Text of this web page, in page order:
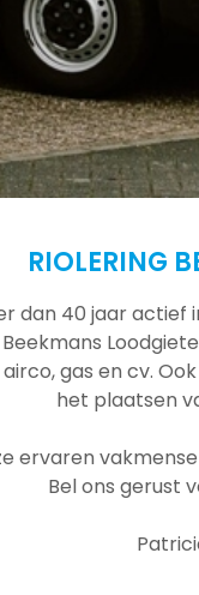
RIOLERING
dan 40 jaar
gas en cv.
het plaatsen
ervaren
Bel ons gerust